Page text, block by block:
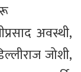
अवस्थी,
जोशी,